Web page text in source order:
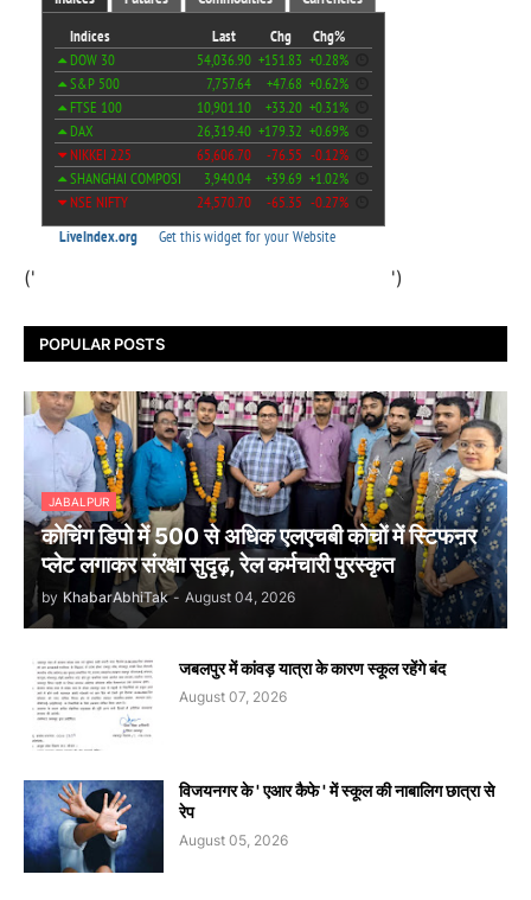
(' ')
POPULAR POSTS
JABALPUR
कोचिंग डिपो में 500 से अधिक एलएचबी कोचों में स्टिफऩर
प्लेट लगाकर संरक्षा सुदृढ़, रेल कर्मचारी पुरस्कृत
by KhabarAbhiTak - August 04, 2026
जबलपुर में कांवड़ यात्रा के कारण स्कूल रहेंगे बंद
August 07, 2026
विजयनगर के ' एआर कैफे ' में स्कूल की नाबालिग छात्रा से
रेप
August 05, 2026